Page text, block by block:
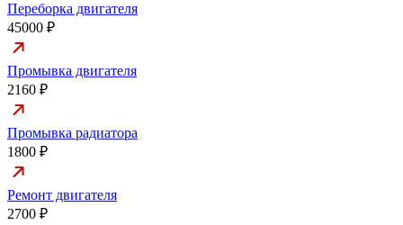
Переборка двигателя
45000 ₽
Промывка двигателя
2160 ₽
Промывка радиатора
1800 ₽
Ремонт двигателя
2700 ₽